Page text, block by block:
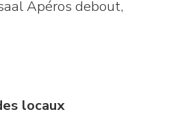
Apéros debout,
locaux